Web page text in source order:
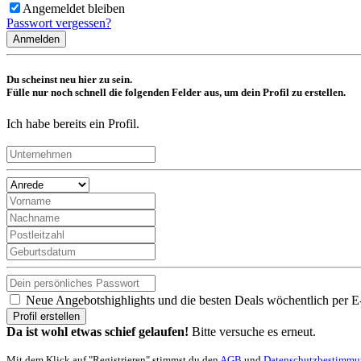
Angemeldet bleiben
Passwort vergessen?
Anmelden
Du scheinst neu hier zu sein.
Fülle nur noch schnell die folgenden Felder aus, um dein Profil zu erstellen.
Ich habe bereits ein Profil.
Neue Angebotshighlights und die besten Deals wöchentlich per
Profil erstellen
Da ist wohl etwas schief gelaufen! Bitte versuche es erneut.